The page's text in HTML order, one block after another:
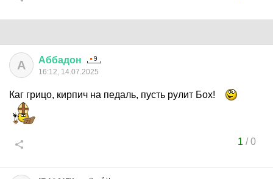
А Аббадон
16:12, 14.07.2025
Каг грицо, кирпич на педаль, пусть рулит Бох!
1 /0